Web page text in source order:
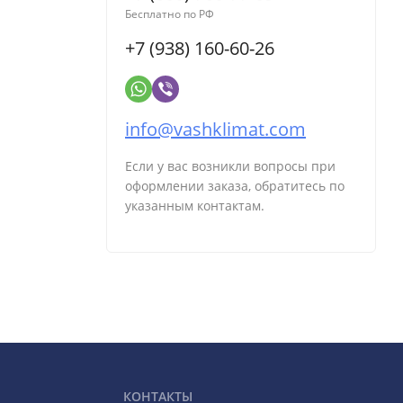
Бесплатно по РФ
+7 (938) 160-60-26
info@vashklimat.com
Если у вас возникли вопросы при
оформлении заказа, обратитесь по
указанным контактам.
КОНТАКТЫ